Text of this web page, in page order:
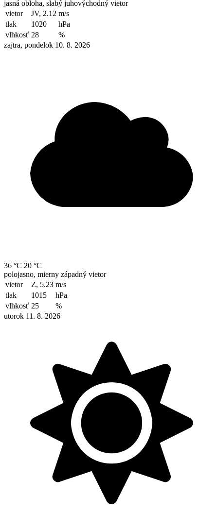
jasná obloha, slabý juhovýchodný vietor
vietor
JV, 2.12 m/s
tlak
1020
hPa
vlhkosť 28
%
zajtra, pondelok 10. 8. 2026
36 °C 20 °C
polojasno, mierny západný vietor
vietor
Z, 5.23 m/s
tlak
1015
hPa
vlhkosť 25
%
utorok 11. 8. 2026